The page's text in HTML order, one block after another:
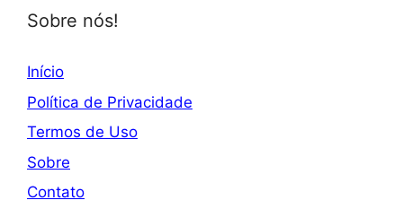
Sobre nós!
Início
Política de Privacidade
Termos de Uso
Sobre
Contato